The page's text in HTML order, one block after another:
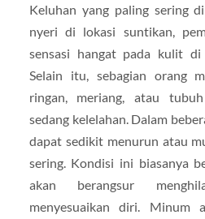
Keluhan yang paling sering
nyeri di lokasi suntikan,
sensasi hangat pada kulit
Selain itu, sebagian orang
ringan, meriang, atau
sedang kelelahan. Dalam
dapat sedikit menurun atau
sering. Kondisi ini biasanya
akan berangsur
menyesuaikan diri. Minum